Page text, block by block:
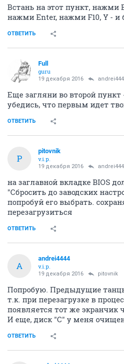
Встань на этот пункт, нажми
нажми Enter, нажми F10, Y - и
ОТВЕТИТЬ
Full
guru
19 декабря 2016
Еще загляни во второй
убедись, что первым идет
ОТВЕТИТЬ
P
pitovnik
v.i.p.
19 декабря 2016
на заглавной вкладке BIOS
"Сбросить до заводских
попробуй его выбрать.
перезагрузиться
ОТВЕТИТЬ
A
andrei4444
v.i.p.
19 декабря 2016 pitovnik
Попробую. Предыдущие
т.к. при перезагрузке в
появляется тот же экранчик
И еще, диск "С" у меня
ОТВЕТИТЬ